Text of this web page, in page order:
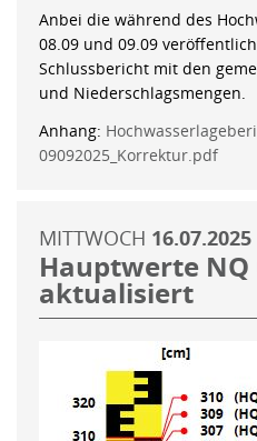
Anbei die während des
08.09 und 09.09
Schlussbericht mit den
und Niederschlagsmengen.
Anhang:
09092025_Korrektur.pdf
MITTWOCH 16.07.2025
Hauptwerte NQ
aktualisiert